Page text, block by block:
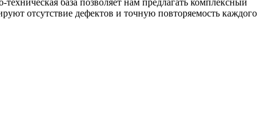
отсутствие дефектов и точную повторяемость каждого